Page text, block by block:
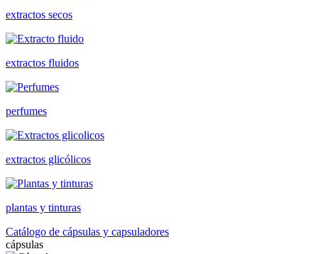
extractos secos
extractos fluidos
perfumes
extractos glicólicos
plantas y tinturas
Catálogo de cápsulas y capsuladores
cápsulas